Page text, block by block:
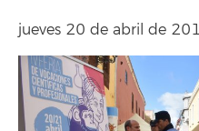
jueves 20 de abril de